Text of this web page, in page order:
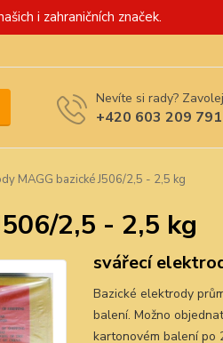
i zahraničních značek.
Nevíte si rady?
+420 603 209 791
MAGG bazické J506/2,5 - 2,5 kg
2,5 - 2,5 kg
svářecí
Bazické elektrody
balení. Možno
kartonovém balení po